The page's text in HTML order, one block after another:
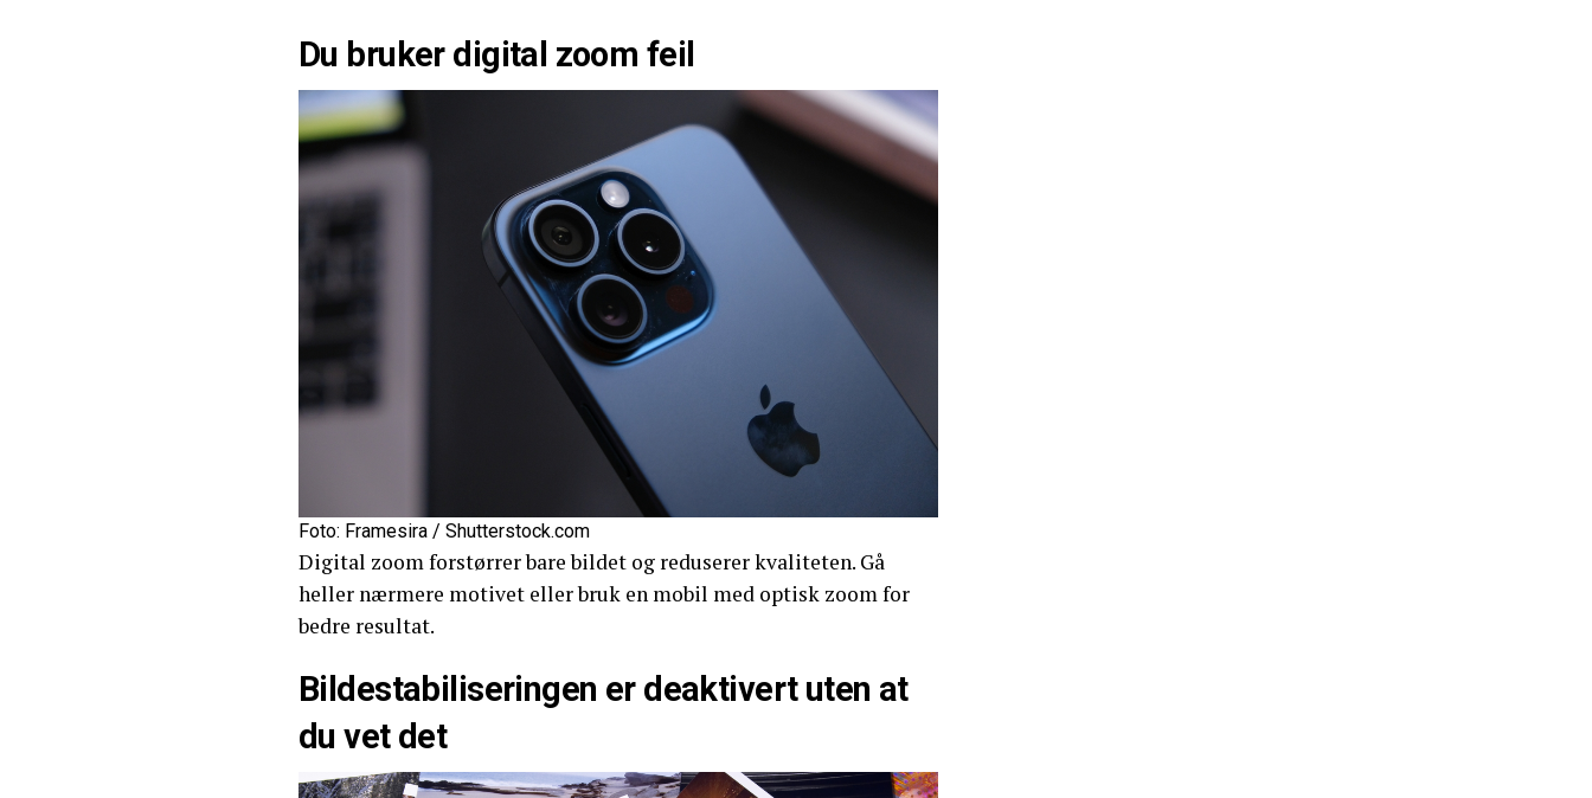
Du bruker digital zoom feil
Foto: Framesira / Shutterstock.com
Digital zoom forstørrer bare bildet og reduserer kvaliteten. Gå
heller nærmere motivet eller bruk en mobil med optisk zoom for
bedre resultat.
Bilde­stabiliseringen er deaktivert uten at
du vet det